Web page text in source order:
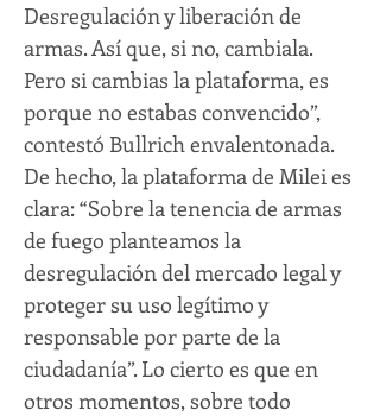
Desregulación y liberación de
armas. Así que, si no, cambiala.
Pero si cambias la plataforma, es
porque no estabas convencido”,
contestó Bullrich envalentonada.
De hecho, la plataforma de Milei es
clara: “Sobre la tenencia de armas
de fuego planteamos la
desregulación del mercado legal y
proteger su uso legítimo y
responsable por parte de la
ciudadanía”. Lo cierto es que en
otros momentos, sobre todo